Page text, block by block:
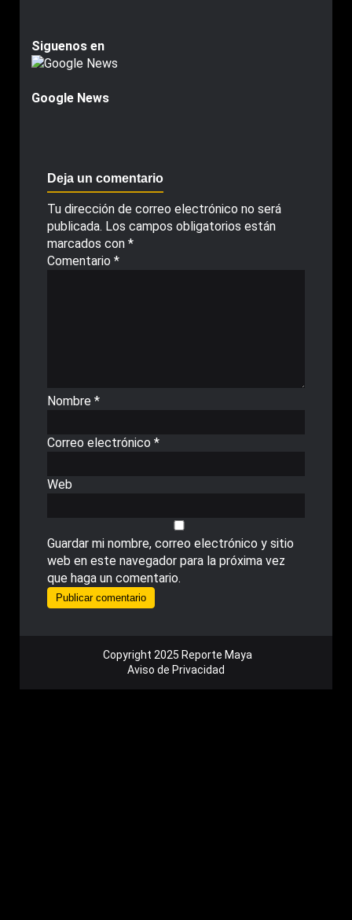
Siguenos en
Google News
Deja un comentario
Tu dirección de correo electrónico no será
publicada. Los campos obligatorios están
marcados con *
Comentario *
Nombre *
Correo electrónico *
Web
Guardar mi nombre, correo electrónico y sitio
web en este navegador para la próxima vez
que haga un comentario.
Copyright 2025 Reporte Maya
Aviso de Privacidad